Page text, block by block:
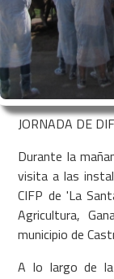
JORNADA DE
Durante la
visita a las
CIFP de 'La
Agricultura,
municipio de
A lo largo de la